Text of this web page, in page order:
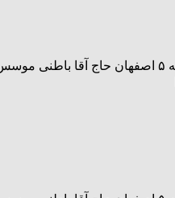
یادواره شهدای دانش آموز شمال شهر اصفهان در تاریخ ۱ آذرماه۱۴۰۲ با حضور جناب آقای